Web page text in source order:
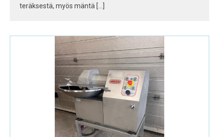
teräksestä, myös mäntä […]